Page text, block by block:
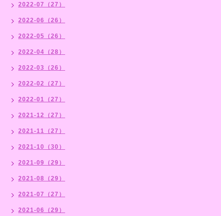
2022-07（27）
2022-06（26）
2022-05（26）
2022-04（28）
2022-03（26）
2022-02（27）
2022-01（27）
2021-12（27）
2021-11（27）
2021-10（30）
2021-09（29）
2021-08（29）
2021-07（27）
2021-06（29）